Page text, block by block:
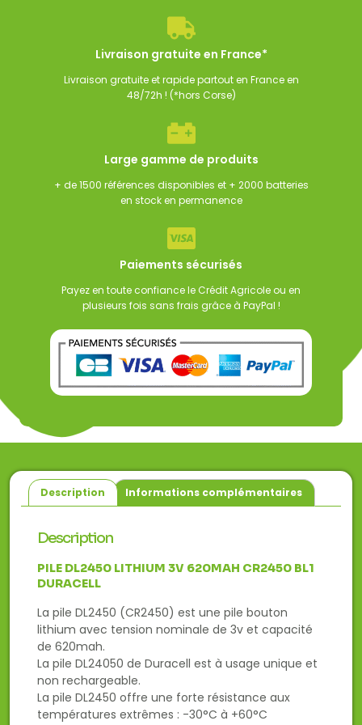
135,00€125,00
Livraison gratuite en France*
Livraison gratuite et rapide partout en France en
48/72h ! (*hors Corse)
Large gamme de produits
+ de 1500 références disponibles et + 2000 batteries
en stock en permanence
Paiements sécurisés
Payez en toute confiance le Crédit Agricole ou en
plusieurs fois sans frais grâce à PayPal !
Description Informations complémentaires
Description
PILE DL2450 LITHIUM 3V 620MAH CR2450 BL1
DURACELL
La pile DL2450 (CR2450) est une pile bouton
lithium avec tension nominale de 3v et capacité
de 620mah.
La pile DL24050 de Duracell est à usage unique et
non rechargeable.
La pile DL2450 offre une forte résistance aux
températures extrêmes : -30°C à +60°C